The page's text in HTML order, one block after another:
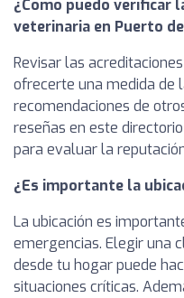
¿Cómo puedo verificar
veterinaria en Puerto
Revisar las
ofrecerte una medida de
recomendaciones de
reseñas en este
para evaluar la
¿Es importante la
La ubicación es
emergencias. Elegir una
desde tu hogar puede
situaciones críticas.